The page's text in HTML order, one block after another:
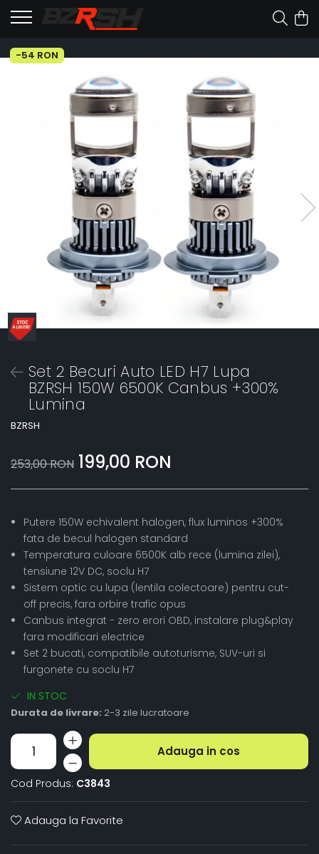
-54 RON
Set 2 Becuri Auto LED H7 Lupa
BZRSH 150W 6500K Canbus +300%
Lumina
BZRSH
253,00 RON 199,00 RON
Putere 150W echivalent halogen, flux luminos +300%
fata de becul halogen standard
Temperatura culoare 6500K alb rece (lumina zilei),
tensiune 12V DC, soclu H7
Sistem optic cu lupa (lentila colectoare) pentru cut-
off precis, fara orbire trafic opus
Canbus integrat - zero erori OBD, instalare plug&play
fara modificari electrice
Set 2 bucati, compatibile autoturisme, SUV-uri si
furgonete cu soclu H7
IN STOC
Durata de livrare: 2-3 zile lucratoare
Adauga in cos
Cod Produs: C3843
Adauga la Favorite